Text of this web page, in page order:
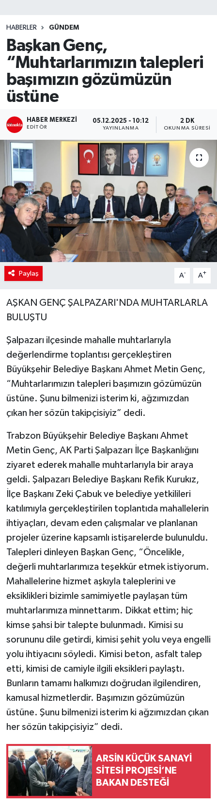
HABERLER GÜNDEM
Başkan Genç,
“Muhtarlarımızın talepleri
başımızın gözümüzün
üstüne
HABER MERKEZI
EDITÖR
05.12.2025 - 10:12
YAYINLANMA
2 DK
OKUNMA SÜRESI
Paylaş A- A+
AŞKAN GENÇ ŞALPAZARI'NDA MUHTARLARLA
BULUŞTU
Şalpazarı ilçesinde mahalle muhtarlarıyla
değerlendirme toplantısı gerçekleştiren
Büyükşehir Belediye Başkanı Ahmet Metin Genç,
“Muhtarlarımızın talepleri başımızın gözümüzün
üstüne. Şunu bilmenizi isterim ki, ağzımızdan
çıkan her sözün takipçisiyiz” dedi.
Trabzon Büyükşehir Belediye Başkanı Ahmet
Metin Genç, AK Parti Şalpazarı İlçe Başkanlığını
ziyaret ederek mahalle muhtarlarıyla bir araya
geldi. Şalpazarı Belediye Başkanı Refik Kurukız,
İlçe Başkanı Zeki Çabuk ve belediye yetkilileri
katılımıyla gerçekleştirilen toplantıda mahallelerin
ihtiyaçları, devam eden çalışmalar ve planlanan
projeler üzerine kapsamlı istişarelerde bulunuldu.
Talepleri dinleyen Başkan Genç, “Öncelikle,
değerli muhtarlarımıza teşekkür etmek istiyorum.
Mahallelerine hizmet aşkıyla taleplerini ve
eksiklikleri bizimle samimiyetle paylaşan tüm
muhtarlarımıza minnettarım. Dikkat ettim; hiç
kimse şahsi bir talepte bulunmadı. Kimisi su
sorununu dile getirdi, kimisi şehit yolu veya engelli
yolu ihtiyacını söyledi. Kimisi beton, asfalt talep
etti, kimisi de camiyle ilgili eksikleri paylaştı.
Bunların tamamı halkımızı doğrudan ilgilendiren,
kamusal hizmetlerdir. Başımızın gözümüzün
üstüne. Şunu bilmenizi isterim ki ağzımızdan çıkan
her sözün takipçisiyiz” dedi.
ARSİN KÜÇÜK SANAYİ
SİTESİ PROJESİ’NE
BAKAN DESTEĞİ
Teknoloji
TRABZON
TRABZONSPOR
Yaşam